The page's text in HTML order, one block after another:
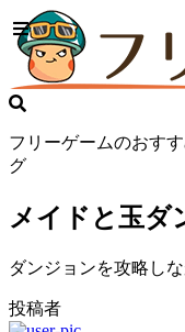
フリーゲームのおす
グ
メイドと玉ダ
ダンジョンを攻略し
投稿者